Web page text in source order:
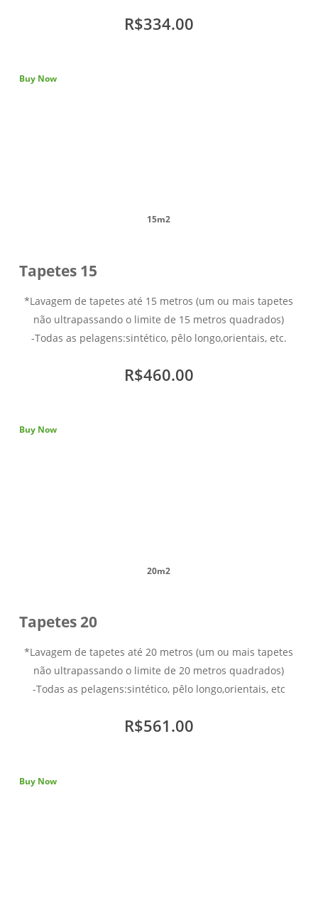
R$334.00
Buy Now
15m2
Tapetes 15
*Lavagem de tapetes até 15 metros (um ou mais tapetes
não ultrapassando o limite de 15 metros quadrados)
-Todas as pelagens:sintético, pêlo longo,orientais, etc.
R$460.00
Buy Now
20m2
Tapetes 20
*Lavagem de tapetes até 20 metros (um ou mais tapetes
não ultrapassando o limite de 20 metros quadrados)
-Todas as pelagens:sintético, pêlo longo,orientais, etc
R$561.00
Buy Now